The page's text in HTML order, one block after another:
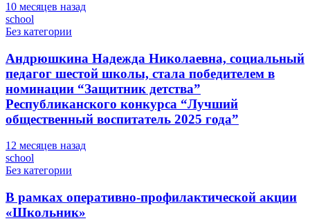
10 месяцев назад
school
Без категории
Андрюшкина Надежда Николаевна, социальный
педагог шестой школы, стала победителем в
номинации “Защитник детства”
Республиканского конкурса “Лучший
общественный воспитатель 2025 года”
12 месяцев назад
school
Без категории
В рамках оперативно-профилактической акции
«Школьник»